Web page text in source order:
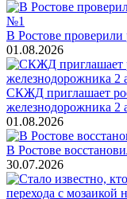
В Ростове проверили
01.08.2026
СКЖД приглашает
железнодорожника 2
01.08.2026
В Ростове
30.07.2026